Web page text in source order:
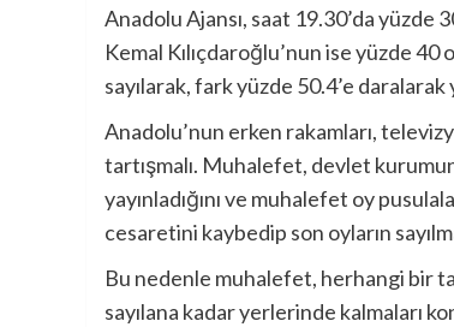
Anadolu Ajansı, saat 19.30’da yüzde
Kemal Kılıçdaroğlu’nun ise yüzde
sayılarak, fark yüzde 50.4’e
Anadolu’nun erken rakamları,
tartışmalı. Muhalefet, devlet
yayınladığını ve muhalefet oy
cesaretini kaybedip son oyların
Bu nedenle muhalefet, herhangi bir
sayılana kadar yerlerinde kalmaları